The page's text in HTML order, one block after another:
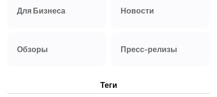
Для Бизнеса Новости
Обзоры Пресс-релизы
Теги